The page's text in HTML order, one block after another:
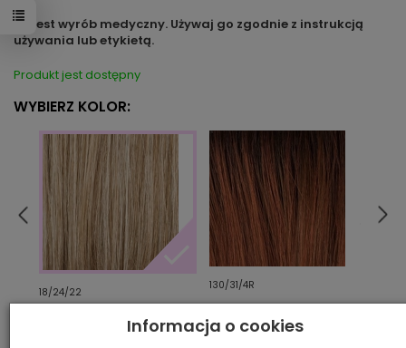
To jest wyrób medyczny. Używaj go zgodnie z instrukcją
używania lub etykietą.
Produkt jest dostępny
WYBIERZ KOLOR:
18/24/22
130/31/4R
Informacja o cookies